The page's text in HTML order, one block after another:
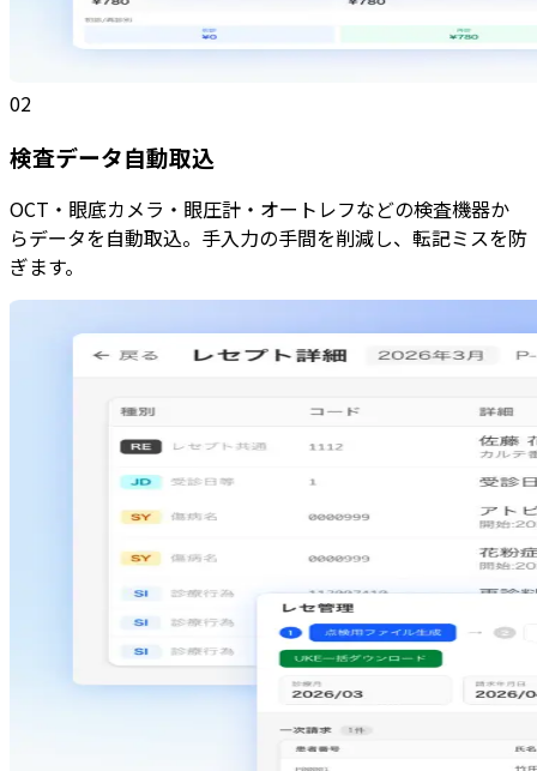
02
検査データ自動取込
OCT・眼底カメラ・眼圧計・オートレフなどの検査機器か
らデータを自動取込。手入力の手間を削減し、転記ミスを防
ぎます。